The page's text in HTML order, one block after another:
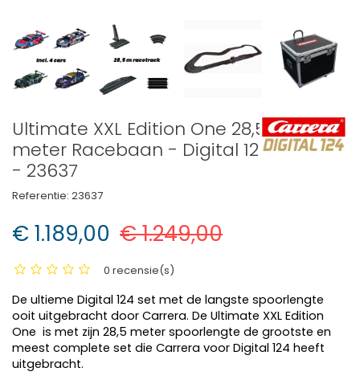
Ultimate XXL Edition One 28,5
meter Racebaan - Digital 124
- 23637
Referentie: 23637
€ 1.189,00 € 1.249,00
0 recensie(s)
De ultieme Digital 124 set met de langste spoorlengte
ooit uitgebracht door Carrera. De Ultimate XXL Edition
One is met zijn 28,5 meter spoorlengte de grootste en
meest complete set die Carrera voor Digital 124 heeft
uitgebracht.